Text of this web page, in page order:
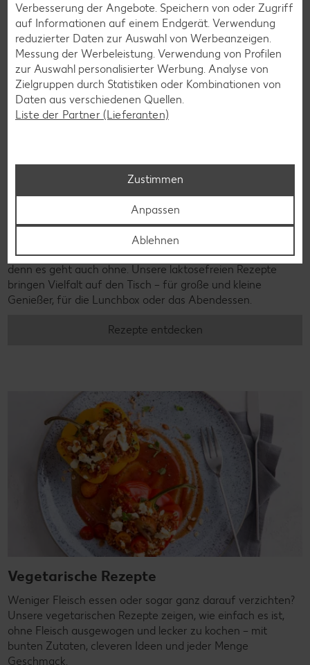
Laktosefreie Rezepte
Laktoseintoleranz muss dich kulinarisch nicht ausbremsen,
denn es geht auch ohne. Unsere laktosefreien Rezepte
bringen Vielfalt auf den Tisch – für große und kleine
Genießer, für die Lunchbox oder das Abendessen.
Rezepte entdecken
Vegetarische Rezepte
Weniger Fleisch essen oder sogar ganz darauf verzichten?
Unsere vegetarischen Rezepte zeigen, wie einfach es ist,
ohne Fleisch ausgewogen und lecker zu kochen – mit
bunten Zutaten, cleveren Ideen und jeder Menge
Geschmack.
Verbesserung der Angebote. Speichern von oder Zugriff
auf Informationen auf einem Endgerät. Verwendung
reduzierter Daten zur Auswahl von Werbeanzeigen.
Messung der Werbeleistung. Verwendung von Profilen
zur Auswahl personalisierter Werbung. Analyse von
Zielgruppen durch Statistiken oder Kombinationen von
Daten aus verschiedenen Quellen.
Liste der Partner (Lieferanten)
Zustimmen
Anpassen
Ablehnen